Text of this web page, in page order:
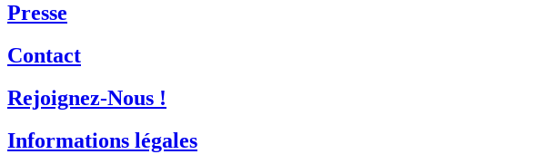
Presse
Contact
Rejoignez-Nous !
Informations légales